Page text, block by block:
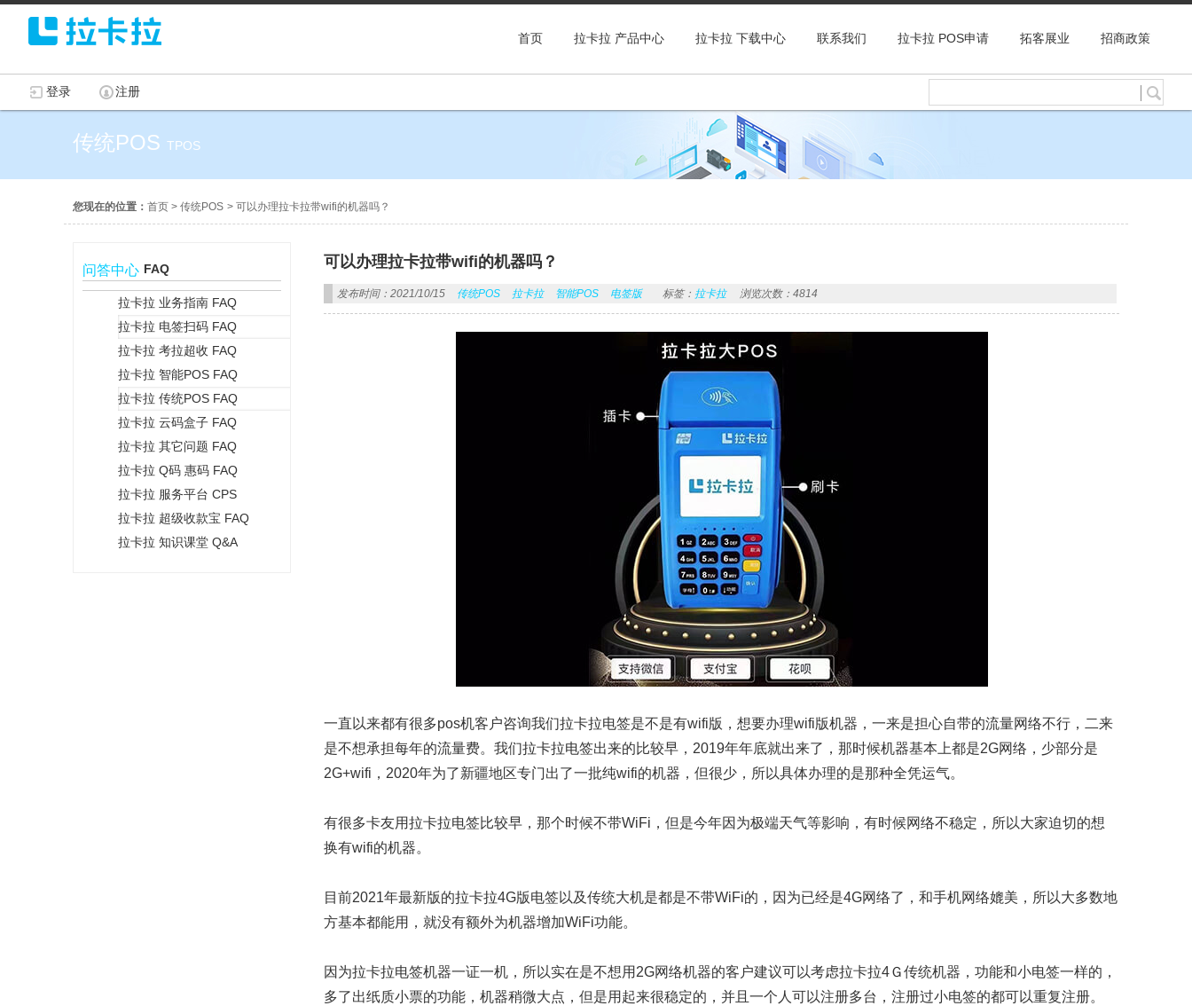
首页 拉卡拉 产品中心 拉卡拉 下载中心 联系我们 拉卡拉 POS申请 拓客展业 招商政策
登录 注册
传统POS TPOS
您现在的位置： 首页 > 传统POS > 可以办理拉卡拉带wifi的机器吗？
问答中心 FAQ
拉卡拉 业务指南 FAQ
拉卡拉 电签扫码 FAQ
拉卡拉 考拉超收 FAQ
拉卡拉 智能POS FAQ
拉卡拉 传统POS FAQ
拉卡拉 云码盒子 FAQ
拉卡拉 其它问题 FAQ
拉卡拉 Q码 惠码 FAQ
拉卡拉 服务平台 CPS
拉卡拉 超级收款宝 FAQ
拉卡拉 知识课堂 Q&A
可以办理拉卡拉带wifi的机器吗？
发布时间：2021/10/15 传统POS 拉卡拉 智能POS 电签版 标签： 拉卡拉 浏览次数：4814
一直以来都有很多pos机客户咨询我们拉卡拉电签是不是有wifi版，想要办理wifi版机器，一来是担心自带的流量网络不行，二来
是不想承担每年的流量费。我们拉卡拉电签出来的比较早，2019年年底就出来了，那时候机器基本上都是2G网络，少部分是
2G+wifi，2020年为了新疆地区专门出了一批纯wifi的机器，但很少，所以具体办理的是那种全凭运气。
有很多卡友用拉卡拉电签比较早，那个时候不带WiFi，但是今年因为极端天气等影响，有时候网络不稳定，所以大家迫切的想
换有wifi的机器。
目前2021年最新版的拉卡拉4G版电签以及传统大机是都是不带WiFi的，因为已经是4G网络了，和手机网络媲美，所以大多数地
方基本都能用，就没有额外为机器增加WiFi功能。
因为拉卡拉电签机器一证一机，所以实在是不想用2G网络机器的客户建议可以考虑拉卡拉4Ｇ传统机器，功能和小电签一样的，
多了出纸质小票的功能，机器稍微大点，但是用起来很稳定的，并且一个人可以注册多台，注册过小电签的都可以重复注册。